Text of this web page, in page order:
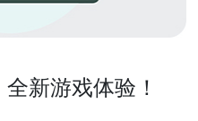
新游戏体验！